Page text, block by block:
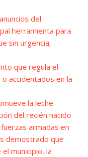
del
herramienta para
sin urgencia;
que regula el
accidentados en la
la leche
del recién nacido
armadas en
demostrado que
municipio, la